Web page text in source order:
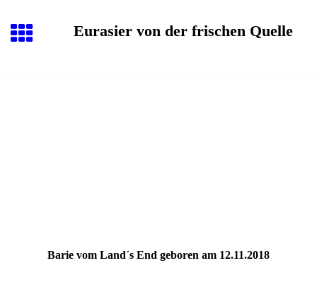
Eurasier von der frischen Quelle
Barie vom Land´s End geboren am 12.11.2018